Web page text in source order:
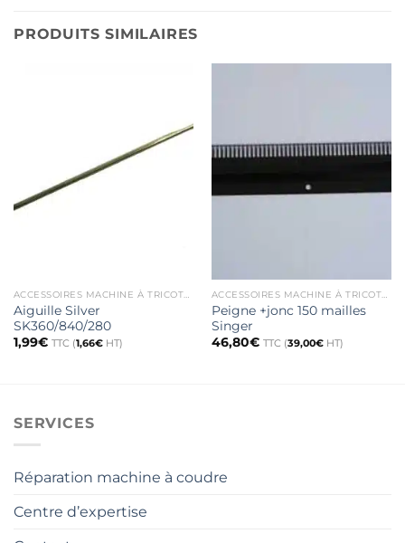
PRODUITS SIMILAIRES
ACCESSOIRES MACHINE À TRICOTER
Aiguille Silver
SK360/840/280
1,99€ TTC (1,66€HT)
ACCESSOIRES MACHINE À TRICOTER
Peigne +jonc 150 mailles
Singer
46,80€ TTC (39,00€HT)
SERVICES
Réparation machine à coudre
Centre d’expertise